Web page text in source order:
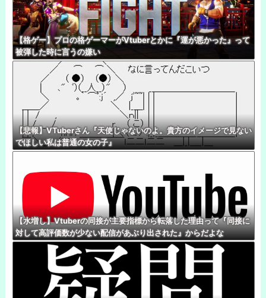
【格ゲー】プロの格ゲーマーがVtuberとかに『運が悪かった』って
被弾した時に言うの嫌い
【悲報】VTuberさん『天使じゃないのよ。貴方のイメージで見ない
でほしい私は普通の女の子』
【水増し】Vtuberの同接が主要指標から転落した理由って『同接に
対して高評価数が少ない配信があぶり出された』からだよな